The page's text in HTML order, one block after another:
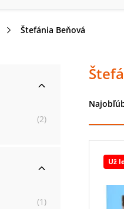
Štefánia Beňová
(2)
(1 )
Už